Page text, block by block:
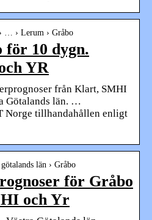
… › Lerum › Gråbo
10 dygn.
YR
från Klart, SMHI
Götalands län. …
Norge tillhandahållen enligt
län › Gråbo
för Gråbo
och Yr